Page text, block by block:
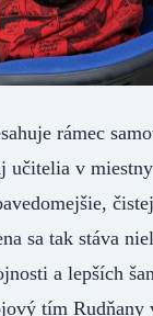
rámec
učitelia v
sa tak stáva
a lepších
tím Rudňany